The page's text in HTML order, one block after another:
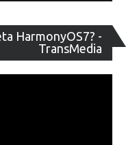
HarmonyOS7? -
TransMedia
de